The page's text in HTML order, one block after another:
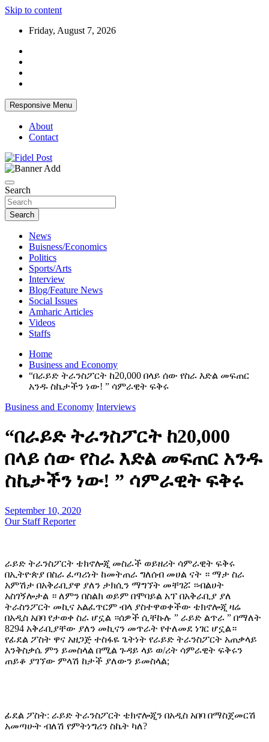
Skip to content
Friday, August 7, 2026
Responsive Menu
About
Contact
Fidel Post
Search
Search
News
Buisness/Economics
Politics
Sports/Arts
Interview
Blog/Feature News
Social Issues
Amharic Articles
Videos
Staffs
Home
Business and Economy
“በራይድ ትራንስፖርት ከ20,000 በላይ ሰው የስራ እድል መፍጠር
አንዱ ስኬታችን ነው! ” ሳምራዊት ፍቅሩ
Business and Economy Interviews
“በራይድ ትራንስፖርት ከ20,000
በላይ ሰው የስራ እድል መፍጠር አንዱ
ስኬታችን ነው! ” ሳምራዊት ፍቅሩ
September 10, 2020
Our Staff Reporter
ራይድ ትራንስፖርት ቴክኖሎጂ መስራች ወይዘሪት ሳምራዊት ፍቅሩ
በኢትዮጵያ በስራ ፈጣሪነት ከመትጠራ ግለሰብ መሀል ናት ። ማታ ስራ
አምሽታ በአቅራቢያዋ ያለን ታክሲን ማግኘት መቸገሯ ።ብልሀት
አስገኝሎታል ። ለምን በስልክ ወይም በሞባይል አፕ በአቅራቢያ ያለ
ትራስንፖርት መኪና አልፈጥርም ብላ ያስተዋወቀችው ቴክኖሎጂ ዛሬ
በአዲስ አበባ የታወቀ ስራ ሆኗል ።ሰዎች ሲቸኩሉ ” ራይድ ልጥራ ” በማለት
8294 አቅራቢያቸው ያለን መኪናን መጥራት የተለመደ ነገር ሆኗል።
የፊደል ፖስት ዋና አዘጋጅ ተስፋዬ ጌትነት የራይድ ትራንስፖርት አጠቃላይ
እንቅስቃሴ ምን ይመስላል በሚል ጉዳይ ላይ ወ/ሪት ሳምራዊት ፍቅሩን
ጠይቆ ያገኘው ምላሽ ከታች ያለውን ይመስላል;
ፊደል ፖስት: ራይድ ትራንስፖርት ቴክኖሎጂን በአዲስ አበባ በማስጀመርሽ
አመጣሁት ብለሽ የምትነግሪን ስኬት ካለ?